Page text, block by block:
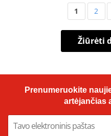
1 2
Žiūrėti
Prenumeruokite
artėjančias